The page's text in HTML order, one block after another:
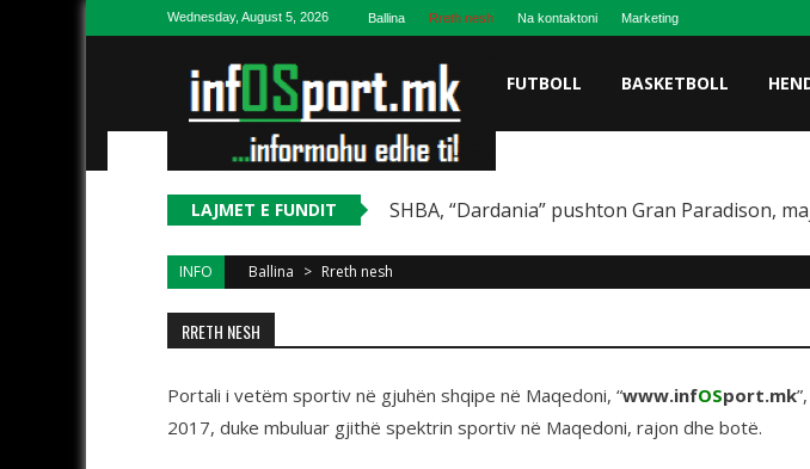
Skip to contentWednesday, August 5, 2026 Ballina Rreth nesh Na kontaktoni Marketing
FUTBOLL BASKETBOLL
LAJMET E FUNDIT SHBA, “Dardania” pushton Gran Paradison,
INFO Ballina > Rreth nesh
RRETH NESH
Portali i vetëm sportiv në gjuhën shqipe në Maqedoni, “www.infOSport.mk
2017, duke mbuluar gjithë spektrin sportiv në Maqedoni, rajon dhe botë.